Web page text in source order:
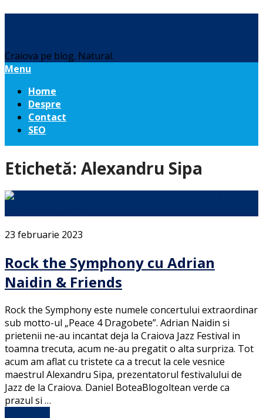
Craiova pe blog. Natural.
Menu
Home
Despre
Contact
SEO
Etichetă: Alexandru Sipa
23 februarie 2023
Rock the Symphony cu Adrian
Naidin & Friends
Rock the Symphony este numele concertului extraordinar
sub motto-ul „Peace 4 Dragobete”. Adrian Naidin si
prietenii ne-au incantat deja la Craiova Jazz Festival in
toamna trecuta, acum ne-au pregatit o alta surpriza. Tot
acum am aflat cu tristete ca a trecut la cele vesnice
maestrul Alexandru Sipa, prezentatorul festivalului de
Jazz de la Craiova. Daniel BoteaBlogoltean verde ca
prazul si …